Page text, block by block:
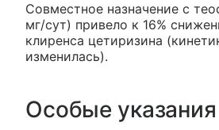
Совместное назначение с
мг/сут) привело к 16%
клиренса цетиризина
изменилась).
Особые указания